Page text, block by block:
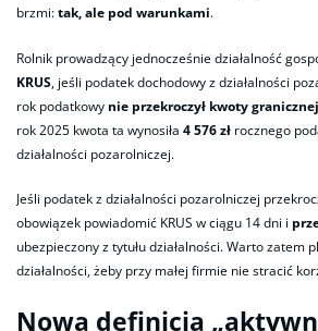
brzmi:tak, ale pod warunkami.
Rolnik prowadzący jednocześnie działalność
KRUS, jeśli podatek dochodowy z działalności
rok podatkowy nie przekroczył kwoty granicznej
rok 2025 kwota ta wynosiła 4 576 zł rocznego
działalności pozarolniczej.
Jeśli podatek z działalności pozarolniczej
obowiązek powiadomić KRUS w ciągu 14 dni i
ubezpieczony z tytułu działalności. Warto zatem
działalności, żeby przy małej firmie nie stracić
Nowa definicja